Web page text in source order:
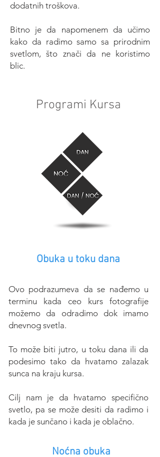
dodatnih troškova.
Bitno je da napomenem da učimo
kako da radimo samo sa prirodnim
svetlom, što znači da ne koristimo
blic.
Programi Kursa
Obuka u toku dana
Ovo podrazumeva da se nađemo u
terminu kada ceo kurs fotografije
možemo da odradimo dok imamo
dnevnog svetla.
To može biti jutro, u toku dana ili da
podesimo tako da hvatamo zalazak
sunca na kraju kursa.
Cilj nam je da hvatamo specifično
svetlo, pa se može desiti da radimo i
kada je sunčano i kada je oblačno.
Noćna obuka